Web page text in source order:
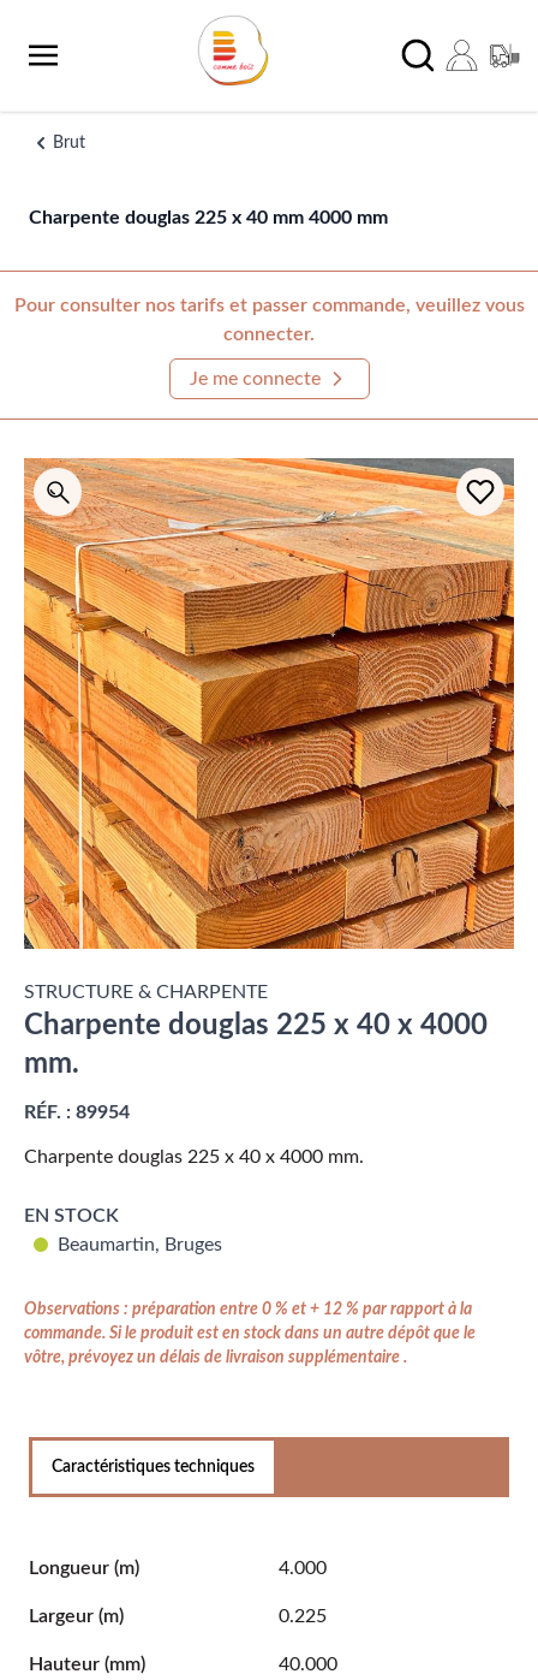
Chercher
Brut
Charpente douglas 225 x 40 mm 4000 mm
Pour consulter nos tarifs et passer commande, veuillez vous
connecter.
Je me connecte
STRUCTURE & CHARPENTE
Charpente douglas 225 x 40 x 4000
mm.
RÉF. : 89954
Charpente douglas 225 x 40 x 4000 mm.
EN STOCK
Beaumartin, Bruges
Observations : préparation entre 0 % et + 12 % par rapport à la
commande. Si le produit est en stock dans un autre dépôt que le
vôtre, prévoyez un délais de livraison supplémentaire .
Caractéristiques techniques
Longueur (m) 4.000
Largeur (m) 0.225
Hauteur (mm) 40.000